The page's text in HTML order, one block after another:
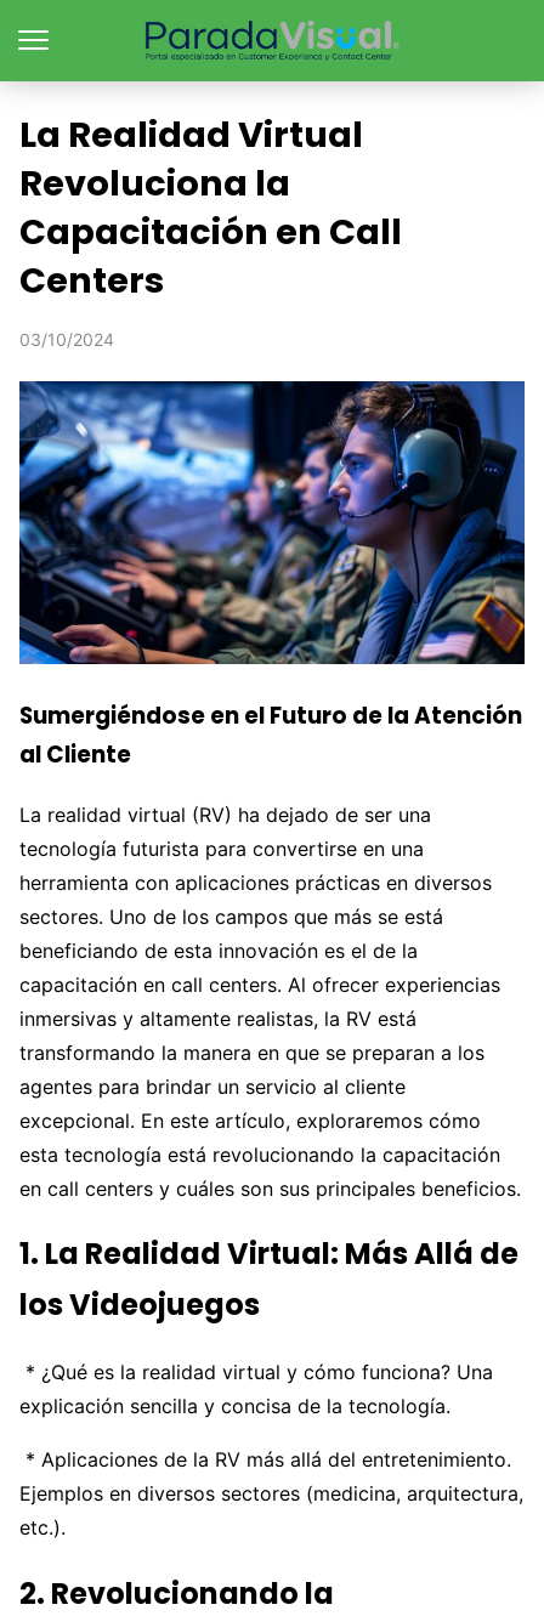
La Realidad Virtual
Revoluciona la
Capacitación en Call
Centers
03/10/2024
Sumergiéndose en el Futuro de la Atención
al Cliente
La realidad virtual (RV) ha dejado de ser una
tecnología futurista para convertirse en una
herramienta con aplicaciones prácticas en diversos
sectores. Uno de los campos que más se está
beneficiando de esta innovación es el de la
capacitación en call centers. Al ofrecer experiencias
inmersivas y altamente realistas, la RV está
transformando la manera en que se preparan a los
agentes para brindar un servicio al cliente
excepcional. En este artículo, exploraremos cómo
esta tecnología está revolucionando la capacitación
en call centers y cuáles son sus principales beneficios.
1. La Realidad Virtual: Más Allá de
los Videojuegos
* ¿Qué es la realidad virtual y cómo funciona? Una
explicación sencilla y concisa de la tecnología.
* Aplicaciones de la RV más allá del entretenimiento.
Ejemplos en diversos sectores (medicina, arquitectura,
etc.).
2. Revolucionando la